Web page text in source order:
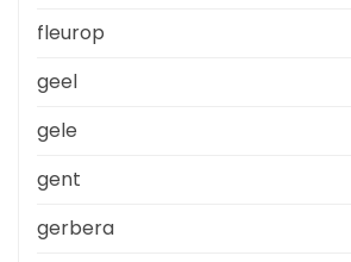
fleurop
geel
gele
gent
gerbera